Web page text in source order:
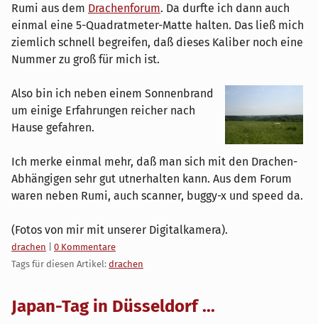
Rumi aus dem Drachenforum. Da durfte ich dann auch
einmal eine 5-Quadratmeter-Matte halten. Das ließ mich
ziemlich schnell begreifen, daß dieses Kaliber noch eine
Nummer zu groß für mich ist.
Also bin ich neben einem Sonnenbrand
um einige Erfahrungen reicher nach
Hause gefahren.
Ich merke einmal mehr, daß man sich mit den Drachen-
Abhängigen sehr gut utnerhalten kann. Aus dem Forum
waren neben Rumi, auch scanner, buggy-x und speed da.
(Fotos von mir mit unserer Digitalkamera).
Kategorien:
drachen
0 Kommentare
Tags für diesen Artikel: drachen
Japan-Tag in Düsseldorf ...